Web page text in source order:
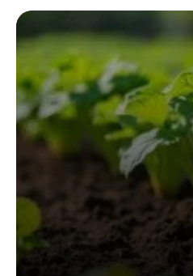
32mm qui
des espaces verts
excessive
9 novembre 2025